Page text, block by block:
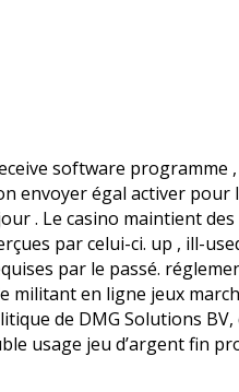
software programme
envoyer égal activer pour
. Le casino maintient des
par celui-ci. up , ill-
par le passé.
militant en ligne jeux
de DMG Solutions
usage jeu d’argent fin